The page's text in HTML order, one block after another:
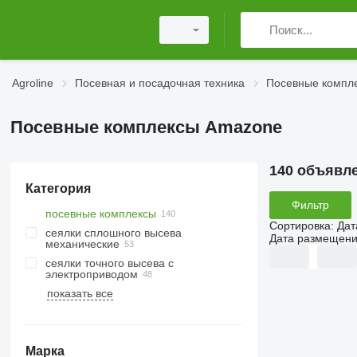
Agroline Посевная и посадочная техника Посевные
Посевные комплексы Amazone
Категория
посевные комплексы
сеялки сплошного высева
механические
сеялки точного высева с
электроприводом
показать все
Марка
140
Фильтр
Сортировка:
Дата